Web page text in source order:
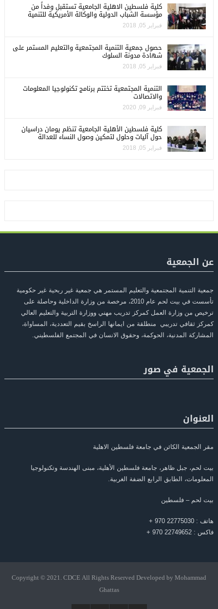
كلية فلسطين الاهلية الجامعية تستقبل وفداً من
مؤسسة الشباب الدولية والوكالة الأمريكية للتنمية
فبراير 05, 2018
حصول جمعية التنمية المجتمعية والتعليم المستمر على
شهادة مدونة السلوك
فبراير 05, 2018
التنمية المجتمعية تختتم برنامج تكنولوجيا المعلومات
والاتصالات
فبراير 09, 2020
كلية فلسطين الأهلية الجامعية تنظم يومان دراسيان
حول آليات وحلول لتمكين وصول النساء للعدالة
فبراير 05, 2018
عن الجمعية
جمعية التنمية المجتمعية والتعليم المستمر هي جمعية غير ربحية غير حكومية
تأسست في بيت لحم عام 2010، مرخصة من وزارة الداخلية وحاصلة على
ترخيص من وزارة العمل كمركز تدريب مهني ووزارة التربية والتعليم العالي
كمركز ثقافي تدريبي منطلقة من ايمانها الراسخ بقيم التعددية، المساواة،
المشاركة المدنية، الحوكمة، وحقوق الانسان في المجتمع الفلسطيني.
الجمعية في صور
العنوان
مقر الجمعية الكائن في جامعة فلسطين الاهلية
بيت لحم، جبل ظاهر، جامعة فلسطين الأهلية، مبنى الهندسة وتكنولوجيا
المعلومات، الطابق الرابع الضفة الغربية.
بيت لحم – فلسطين
هاتف : 22775030 970 +
فاكس : 22749652 970 +
Copyright © 2021. CDCE All Rights Reserved Developed by Mohammad
Ghattas